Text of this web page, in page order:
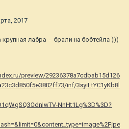
2017
лабра - брали на бобтейла )))
preview/29236378a7cdbab15d126
inf/3syiLtYC1yKb8l
NnHt1Lg%3D%3D?